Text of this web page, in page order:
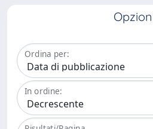
Ordina per:
In ordine: